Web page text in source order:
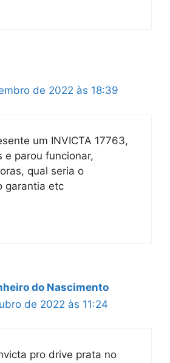
de 2022 às 18:39
um INVICTA 17763,
e parou funcionar,
qual seria o
garantia etc
do Nascimento
de 2022 às 11:24
pro drive prata no